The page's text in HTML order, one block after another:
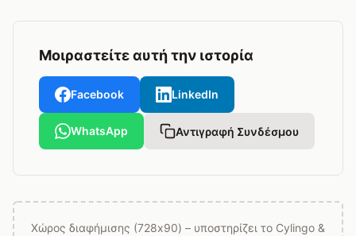
Μοιραστείτε αυτή την ιστορία
Facebook LinkedIn
WhatsApp Αντιγραφή Συνδέσμου
Χώρος διαφήμισης (728x90) – υποστηρίζει το Cylingo &